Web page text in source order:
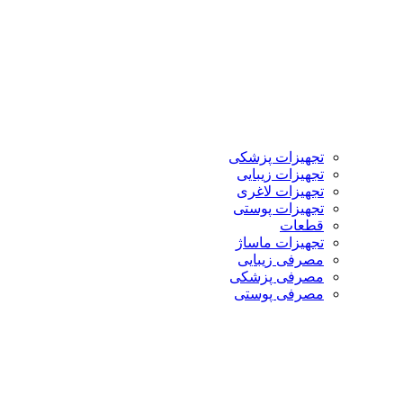
تجهیزات پزشکی
تجهیزات زیبایی
تجهیزات لاغری
تجهیزات پوستی
قطعات
تجهیزات ماساژ
مصرفی زیبایی
مصرفی پزشکی
مصرفی پوستی